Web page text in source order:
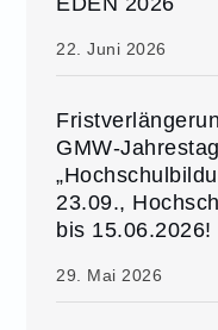
22. Juni 2026
GMW-
23.09.,
bis 15.06.2026!
29. Mai 2026